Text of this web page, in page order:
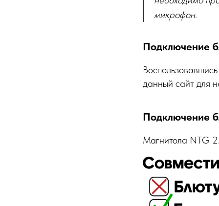
микрофон.
Подключение
данный сайт для
Подключение
Магнитола NTG